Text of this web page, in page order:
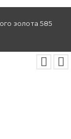
золота 585